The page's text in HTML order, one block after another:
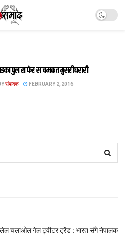
पुल स फेर स चमकत मुसरीघरारी
संपादक FEBRUARY 2, 2016
लेल चलाओल गेल ट्वीटर ट्रेंड : भारत संगे नेपालक